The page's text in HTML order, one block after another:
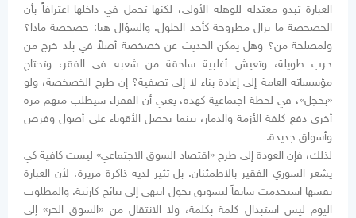
العبارة تبدو معتدلة للوهلة الأولى، لكنها تحمل في داخلها اعترافاً بأن
الخصخصة ما تزال مطروحة كأحد الحلول. والسؤال هنا: خصخصة ماذا؟
ولمصلحة من؟ وهل يمكن الحديث عن خصخصة أصلاً في بلد خرج من
حرب طويلة، وتعيش أغلبية ساحقة من شعبه في الفقر، وتحتاج
مؤسساته العامة إلى إعادة بناء لا إلى تصفية؟ إن طرح الخصخصة، ولو
«بخجل»، في لحظة اجتماعية كهذه، يعني أن الفقراء سيطلب منهم مرة
أخرى دفع كلفة الأزمة والدمار، بينما يحصل الأقوياء على أصول وفرص
وأسواق جديدة.
لذلك، فإن العودة إلى طرح «اقتصاد السوق الاجتماعي» ليست كافية كي
يشعر السوري الفقير بالاطمئنان. بل تثير لديه ذاكرة مريرة، لأن العبارة
نفسها استخدمت سابقاً لتسويق تحول انتهى إلى نتائج كارثية. والمطلوب
اليوم ليس استبدال كلمة بكلمة، ولا الانتقال من «السوق الحر» إلى